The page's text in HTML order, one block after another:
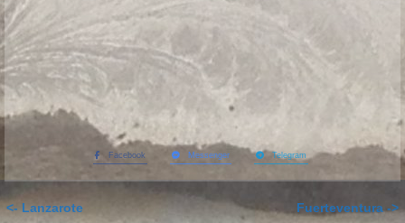
Facebook Messenger Telegram
<- Lanzarote Fuerteventura ->